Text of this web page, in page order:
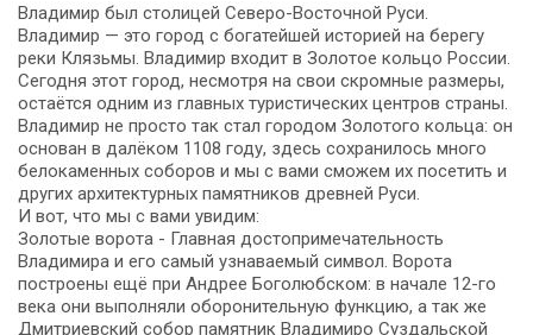
Владимир был столицей Северо-Восточной Руси.
Владимир — это город с богатейшей историей на берегу
реки Клязьмы. Владимир входит в Золотое кольцо России.
Сегодня этот город, несмотря на свои скромные размеры,
остаётся одним из главных туристических центров страны.
Владимир не просто так стал городом Золотого кольца: он
основан в далёком 1108 году, здесь сохранилось много
белокаменных соборов и мы с вами сможем их посетить и
других архитектурных памятников древней Руси.
И вот, что мы с вами увидим:
Золотые ворота - Главная достопримечательность
Владимира и его самый узнаваемый символ. Ворота
построены ещё при Андрее Боголюбском: в начале 12-го
века они выполняли оборонительную функцию, а так же
Дмитриевский собор памятник Владимиро Суздальской